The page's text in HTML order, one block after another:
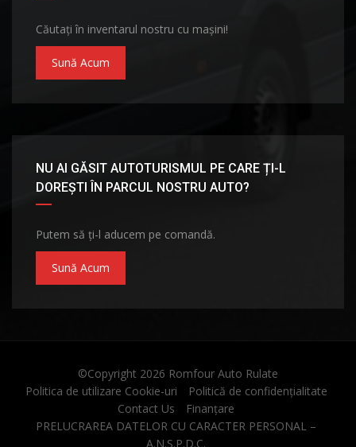
Căutați în inventarul nostru cu mașini!
Sună Acum
NU AI GĂSIT AUTOTURISMUL PE CARE ȚI-L
DOREȘTI ÎN PARCUL NOSTRU AUTO?
Putem să ți-l aducem pe comandă.
Sună Acum
©Copyright 2026 Romfour Auto Rulate
Politica de utilizare Cookie-uri
Politică de confidențialitate
Contact Us
Finanțare
PRELUCRAREA DATELOR CU CARACTER PERSONAL –
A.N.S.P.D.C.